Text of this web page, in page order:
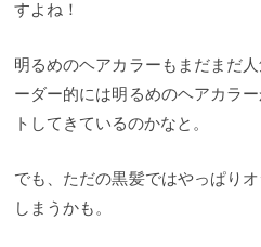
すよね！
明るめのヘアカラーもまだまだ
ーダー的には明るめのヘアカラ
トしてきているのかなと。
でも、ただの黒髪ではやっぱり
しまうかも。